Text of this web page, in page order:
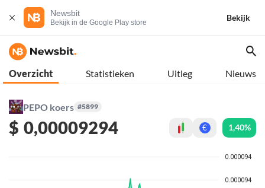
Newsbit
Bekijk in de Google Play store
Bekijk
Overzicht Statistieken Uitleg Nieuws
PEPO koers #5899
$ 0,00009294 € 1,40%